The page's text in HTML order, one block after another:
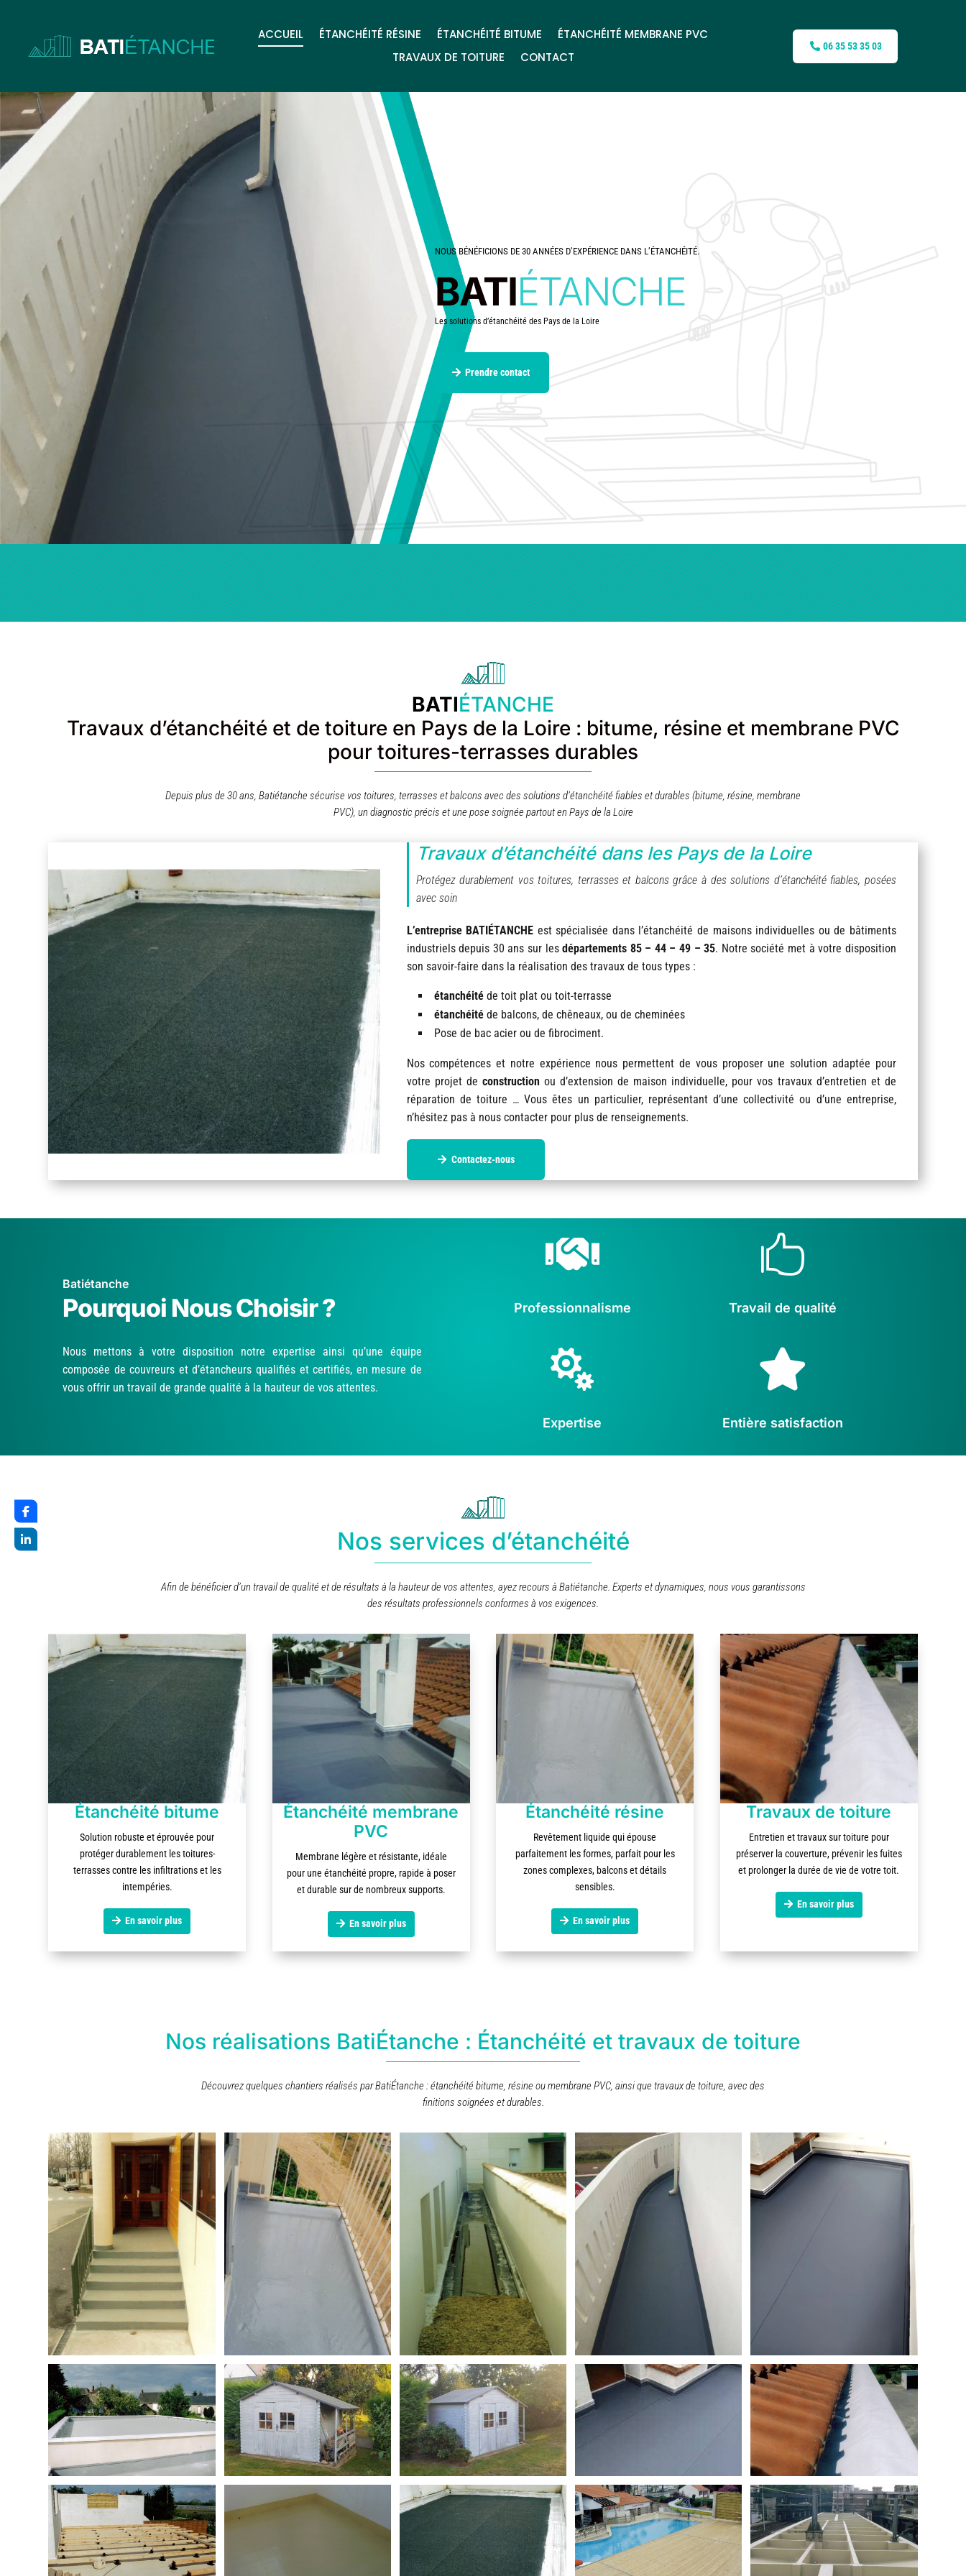
ACCUEIL ÉTANCHÉITÉ RÉSINE ÉTANCHÉITÉ BITUME
ÉTANCHÉITÉ MEMBRANE PVC
TRAVAUX DE TOITURE
CONTACT
06 35 53 35 03
NOUS BÉNÉFICIONS DE 30 ANNÉES D’EXPÉRIENCE DANS L’ÉTANCHÉITÉ.
BATIÉTANCHE
Les solutions d’étanchéité des Pays de la Loire
Prendre contact
BATIÉTANCHE
Travaux d’étanchéité et de toiture en Pays de la Loire : bitume, résine et membrane PVC
pour toitures-terrasses durables
Depuis plus de 30 ans, Batiétanche sécurise vos toitures, terrasses et balcons avec des solutions d’étanchéité fiables et durables (bitume, résine, membrane
PVC), un diagnostic précis et une pose soignée partout en Pays de la Loire
Travaux d’étanchéité dans les Pays de la Loire
Protégez durablement vos toitures, terrasses et balcons grâce à des solutions d’étanchéité fiables, posées
avec soin
L’entreprise BATIÉTANCHE est spécialisée dans l’étanchéité de maisons individuelles ou de bâtiments
industriels depuis 30 ans sur lesdépartements 85 – 44 – 49 – 35. Notre société met à votre disposition
son savoir-faire dans la réalisation des travaux de tous types :
étanchéitéde toit plat ou toit-terrasse
étanchéitéde balcons, de chêneaux, ou de cheminées
Pose de bac acier ou de fibrociment.
Nos compétences et notre expérience nous permettent de vous proposer une solution adaptée pour
votre projet de construction ou d’extension de maison individuelle, pour vos travaux d’entretien et de
réparation de toiture … Vous êtes un particulier, représentant d’une collectivité ou d’une entreprise,
n’hésitez pas à nous contacter pour plus de renseignements.
Contactez-nous
Batiétanche
Pourquoi Nous Choisir ?
Nous mettons à votre disposition notre expertise ainsi qu’une équipe
composée de couvreurs et d’étancheurs qualifiés et certifiés, en mesure de
vous offrir un travail de grande qualité à la hauteur de vos attentes.

Professionnalisme

Expertise

Travail de qualité

Entière satisfaction
Nos services d’étanchéité
Afin de bénéficier d’un travail de qualité et de résultats à la hauteur de vos attentes, ayez recours à Batiétanche. Experts et dynamiques, nous vous garantissons
des résultats professionnels conformes à vos exigences.
Étanchéité bitume
Solution robuste et éprouvée pour
protéger durablement les toitures-
terrasses contre les infiltrations et les
intempéries.
En savoir plus
Étanchéité membrane
PVC
Membrane légère et résistante, idéale
pour une étanchéité propre, rapide à poser
et durable sur de nombreux supports.
En savoir plus
Étanchéité résine
Revêtement liquide qui épouse
parfaitement les formes, parfait pour les
zones complexes, balcons et détails
sensibles.
En savoir plus
Travaux de toiture
Entretien et travaux sur toiture pour
préserver la couverture, prévenir les fuites
et prolonger la durée de vie de votre toit.
En savoir plus
Nos réalisations BatiÉtanche : Étanchéité et travaux de toiture
Découvrez quelques chantiers réalisés par BatiÉtanche : étanchéité bitume, résine ou membrane PVC, ainsi que travaux de toiture, avec des
finitions soignées et durables.